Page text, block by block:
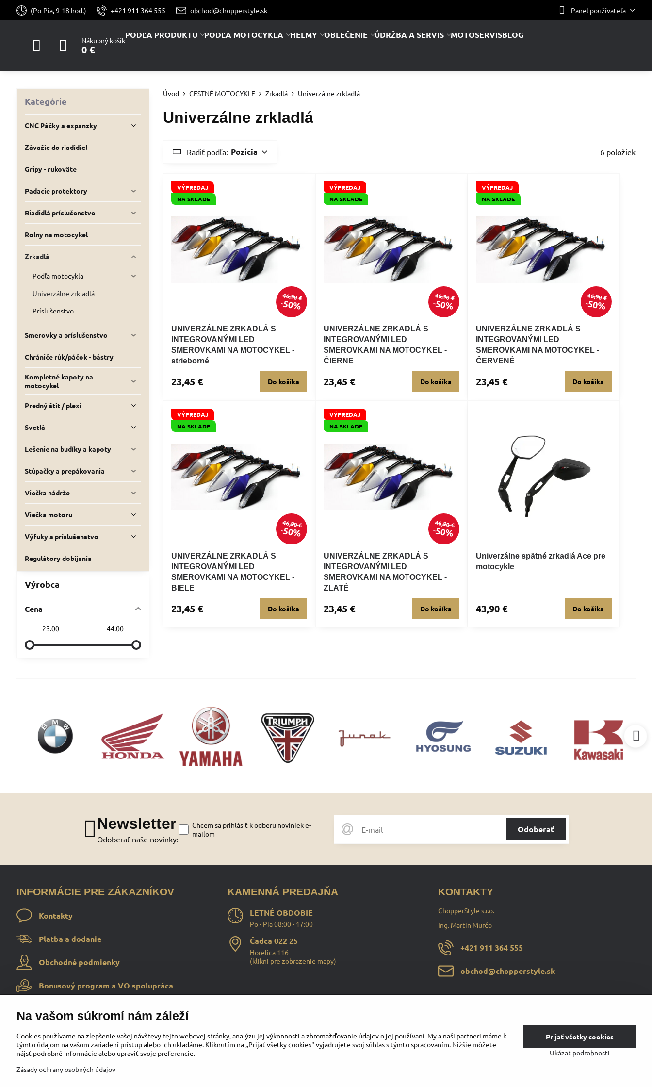
(Po-Pia, 9-18 hod.) +421 911 364 555 obchod@chopperstyle.sk Panel používateľa
Nákupný košík
0 €
PODĽA PRODUKTU PODĽA MOTOCYKLA HELMY OBLEČENIE ÚDRŽBA A SERVIS MOTOSERVISBLOG
Úvod CESTNÉ MOTOCYKLE Zrkadlá Univerzálne zrkladlá
Univerzálne zrkladlá
Radiť podľa: Pozícia 6 položiek
46,90 €
50%
VÝPREDAJ
NA SKLADE
UNIVERZÁLNE ZRKADLÁ S
INTEGROVANÝMI LED
SMEROVKAMI NA MOTOCYKEL -
strieborné
23,45 € Do košíka
46,90 €
50%
VÝPREDAJ
NA SKLADE
UNIVERZÁLNE ZRKADLÁ S
INTEGROVANÝMI LED
SMEROVKAMI NA MOTOCYKEL -
ČIERNE
23,45 € Do košíka
46,90 €
50%
VÝPREDAJ
NA SKLADE
UNIVERZÁLNE ZRKADLÁ S
INTEGROVANÝMI LED
SMEROVKAMI NA MOTOCYKEL -
ČERVENÉ
23,45 € Do košíka
46,90 €
50%
VÝPREDAJ
NA SKLADE
UNIVERZÁLNE ZRKADLÁ S
INTEGROVANÝMI LED
SMEROVKAMI NA MOTOCYKEL -
BIELE
23,45 € Do košíka
46,90 €
50%
VÝPREDAJ
NA SKLADE
UNIVERZÁLNE ZRKADLÁ S
INTEGROVANÝMI LED
SMEROVKAMI NA MOTOCYKEL -
ZLATÉ
23,45 € Do košíka
Univerzálne spätné zrkadlá Ace pre
motocykle
43,90 € Do košíka
Výrobca
Cena
Kategórie
CNC Páčky a expanzky
Závažie do riadidiel
Gripy - rukoväte
Padacie protektory
Riadidlá príslušenstvo
Rolny na motocykel
Zrkadlá
Podľa motocykla
Univerzálne zrkladlá
Príslušenstvo
Smerovky a príslušenstvo
Chrániče rúk/páčok - bástry
Kompletné kapoty na
motocykel
Predný štít / plexi
Svetlá
Lešenie na budíky a kapoty
Stúpačky a prepákovania
Viečka nádrže
Viečka motoru
Výfuky a príslušenstvo
Regulátory dobíjania
Newsletter
Odoberať naše novinky:
Odoberať
Chcem sa prihlásiť k odberu noviniek e-
mailom
INFORMÁCIE PRE ZÁKAZNÍKOV
Kontakty
Platba a dodanie
Obchodné podmienky
Bonusový program a VO spolupráca
KAMENNÁ PREDAJŇA
LETNÉ OBDOBIE
Po - Pia 08:00 - 17:00
Čadca 022 25
Horelica 116
(klikni pre zobrazenie mapy)
KONTAKTY
ChopperStyle s.r.o.
Ing. Martin Murčo
+421 911 364 555
obchod​@chopperstyle​.sk
Instagram Facebook Youtube
Na vašom súkromí nám záleží
Cookies používame na zlepšenie vašej návštevy tejto webovej stránky, analýzu jej výkonnosti a zhromažďovanie údajov o jej používaní. My a naši partneri máme k
týmto údajom na vašom zariadení prístup alebo ich ukladáme. Kliknutím na „Prijať všetky cookies" vyjadrujete svoj súhlas s týmto spracovaním. Nižšie môžete
nájsť podrobné informácie alebo upraviť svoje preferencie.
Zásady ochrany osobných údajov
Ukázať podrobnosti
Prijať všetky cookies